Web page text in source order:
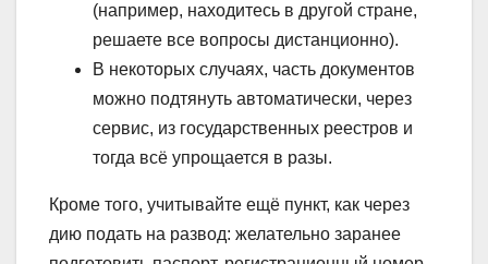
(например, находитесь в другой стране,
решаете все вопросы дистанционно).
В некоторых случаях, часть документов
можно подтянуть автоматически, через
сервис, из государственных реестров и
тогда всё упрощается в разы.
Кроме того, учитывайте ещё пункт, как через
дию подать на развод: желательно заранее